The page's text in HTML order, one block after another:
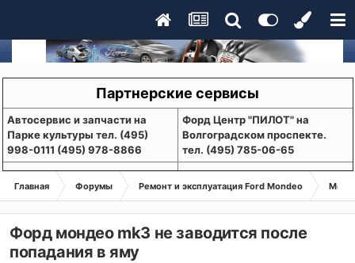
Партнерские сервисы
Aвтосервис и запчасти на
Парке культуры тел. (495)
998-0111 (495) 978-8866
Форд Центр "ПИЛОТ" на
Волгоградском проспекте.
тел. (495) 785-06-65
Главная Форумы Ремонт и эксплуатация Ford Mondeo
Форд мондео mk3 не заводится после
попадания в яму